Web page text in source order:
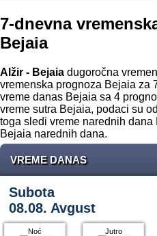
7-dnevna
Bejaia
Alžir - Bejaia dugoročna
vremenska prognoza Bejaia za
vreme danas Bejaia sa 4
vreme sutra Bejaia, podaci su
toga sledi vreme narednih
Bejaia narednih dana.
VREME DANAS
Subota
08.08. Avgust
Noć Jutro